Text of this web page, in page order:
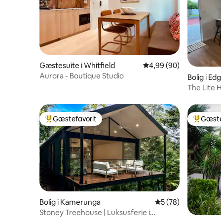
Gæstesuite i Whitfield 4,99 ud af 5 i
4,99 (90)
Aurora - Boutique Studio
Bolig i
The Lite
Bedste gæstefavorit
Gæstefavorit
Bolig i Kamerunga 5 ud af 5 i
5 (78)
Stoney Treehouse | Luksusferie i
Bedste